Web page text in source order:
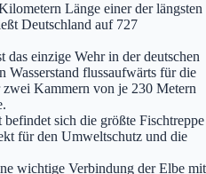
Länge einer der längsten
Deutschland auf 727
das einzige Wehr in der deutschen
Wasserstand flussaufwärts für die
Kammern von je 230 Metern
befindet sich die größte Fischtreppe
für den Umweltschutz und die
wichtige Verbindung der Elbe mit